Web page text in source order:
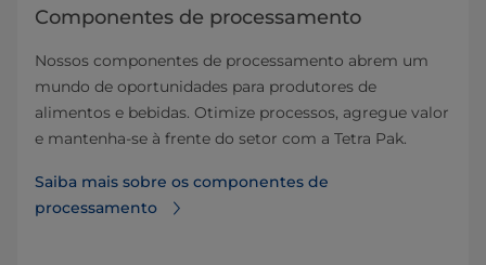
Componentes de processamento
Nossos componentes de processamento abrem um
mundo de oportunidades para produtores de
alimentos e bebidas. Otimize processos, agregue valor
e mantenha-se à frente do setor com a Tetra Pak.
Saiba mais sobre os componentes de
processamento